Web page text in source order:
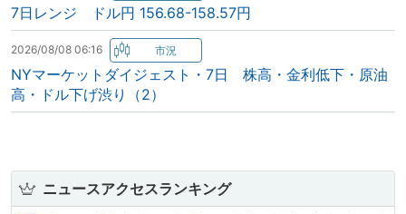
7日レンジ ドル円 156.68-158.57円
2026/08/08 06:16
NYマーケットダイジェスト・7日 株高・金利低下・原油
高・ドル下げ渋り（2）
ニュースアクセスランキング